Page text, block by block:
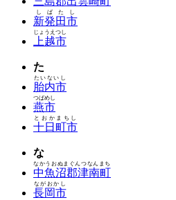
新発田市
しばたし
上越市
じょうえつし
た
胎内市
たいないし
燕市
つばめし
十日町市
とおかまちし
な
中魚沼郡津南町
なかうおぬまぐんつなんまち
長岡市
ながおかし